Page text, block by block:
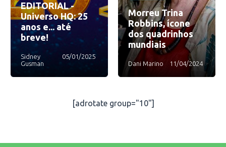
EDITORIAL -
Universo HQ: 25
anos e... até
breve!
Sidney
Gusman
05/01/2025
Morreu Trina
Robbins, ícone
dos quadrinhos
mundiais
Dani Marino 11/04/2024
[adrotate group="10"]